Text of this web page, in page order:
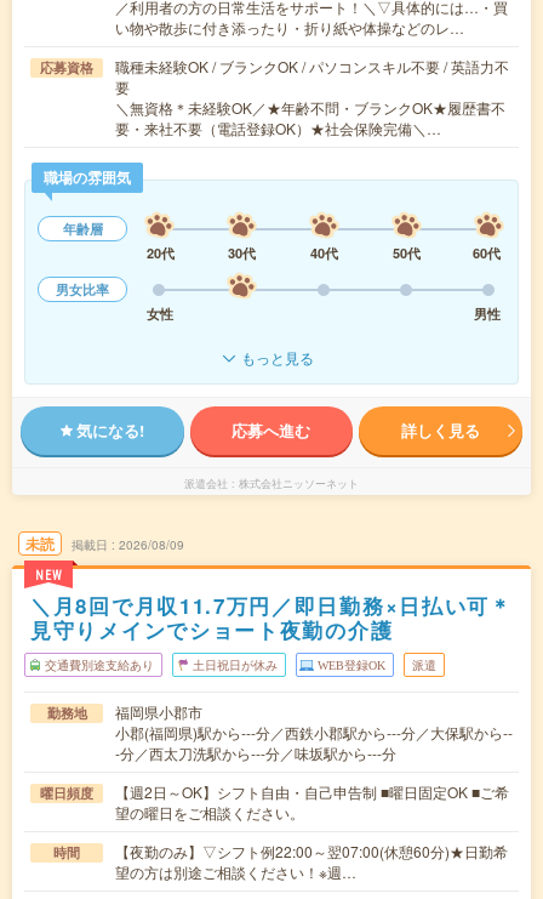
／利用者の方の日常生活をサポート！＼▽具体的には…・買
い物や散歩に付き添ったり・折り紙や体操などのレ…
応募資格
職種未経験OK / ブランクOK / パソコンスキル不要 / 英語力不
要
＼無資格＊未経験OK／★年齢不問・ブランクOK★履歴書不
要・来社不要（電話登録OK）★社会保険完備＼…
職場の雰囲気
年齢層
20代
30代 40代 50代
60代
男女比率
女性
男性
もっと見る
気になる! 応募へ進む 詳しく見る
派遣会社 株式会社ニッソーネット
未読
NEW
掲載日 2026/08/09
＼月8回で月収11.7万円／即日勤務×日払い可＊
見守りメインでショート夜勤の介護
交通費別途支給あり 土日祝日が休み WEB登録OK 派遣
勤務地
福岡県小郡市
小郡(福岡県)駅から---分／西鉄小郡駅から---分／大保駅から--
-分／西太刀洗駅から---分／味坂駅から---分
曜日頻度
【週2日～OK】シフト自由・自己申告制 ■曜日固定OK ■ご希
望の曜日をご相談ください。
時間
【夜勤のみ】▽シフト例22:00～翌07:00(休憩60分)★日勤希
望の方は別途ご相談ください！※週…